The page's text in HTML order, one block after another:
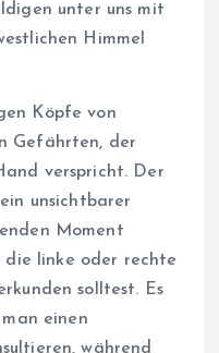
unter uns mit
Himmel
Köpfe von
Gefährten, der
verspricht. Der
unsichtbarer
Moment
die linke oder rechte
solltest. Es
einen
während